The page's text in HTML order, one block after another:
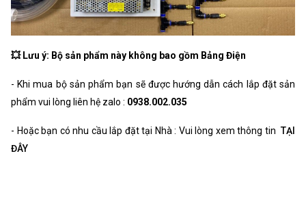
💥 Lưu ý: Bộ sản phẩm này không bao gồm Bảng Điện
- Khi mua bộ sản phẩm bạn sẽ được hướng dẫn cách lắp đặt sản
phẩm vui lòng liên hệ zalo : 0938.002.035
- Hoặc bạn có nhu cầu lắp đặt tại Nhà : Vui lòng xem thông tin TẠI
ĐÂY